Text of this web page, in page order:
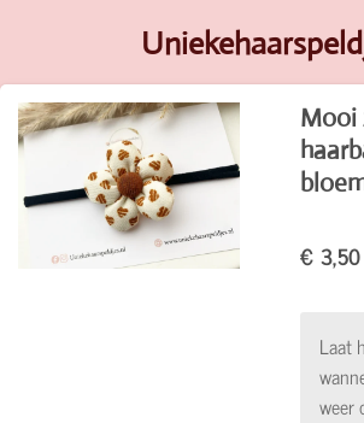
naar
de
hoofdinhoud
Mooi
€ 3,50
Laat
weer